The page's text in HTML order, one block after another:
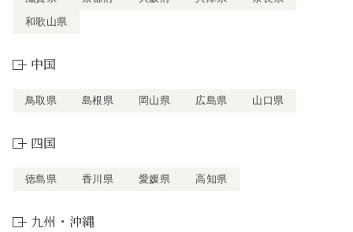
和歌山県
中国
鳥取県 島根県 岡山県 広島県 山口県
四国
徳島県 香川県 愛媛県 高知県
九州・沖縄